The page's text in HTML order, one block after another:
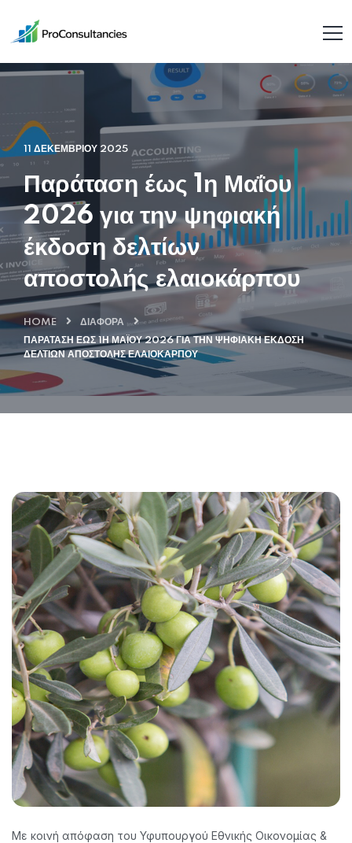
11 ΔΕΚΕΜΒΡΊΟΥ 2025
Παράταση έως 1η Μαΐου
2026 για την ψηφιακή
έκδοση δελτίων
αποστολής ελαιοκάρπου
HOME
ΔΙΆΦΟΡΑ
ΠΑΡΆΤΑΣΗ ΈΩΣ 1Η ΜΑΪ́ΟΥ 2026 ΓΙΑ ΤΗΝ ΨΗΦΙΑΚΉ ΈΚΔΟΣΗ
ΔΕΛΤΊΩΝ ΑΠΟΣΤΟΛΉΣ ΕΛΑΙΟΚΆΡΠΟΥ
Με κοινή απόφαση του Υφυπουργού Εθνικής Οικονομίας &